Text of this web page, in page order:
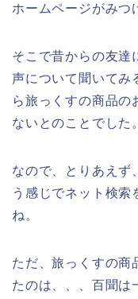
ホームページがみつ
そこで昔からの友達
声について聞いてみ
ら旅っくすの商品の
ないとのことでした。
なので、とりあえ
う感じでネット検索
ね。
ただ、旅っくすの商
たのは、、、百聞は